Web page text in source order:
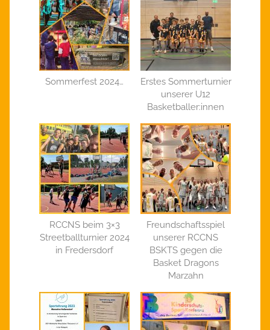
Sommerfest 2024…
Erstes Sommerturnier
unserer U12
Basketballer:innen
RCCNS beim 3×3
Streetballturnier 2024
in Fredersdorf
Freundschaftsspiel
unserer RCCNS
BSKTS gegen die
Basket Dragons
Marzahn